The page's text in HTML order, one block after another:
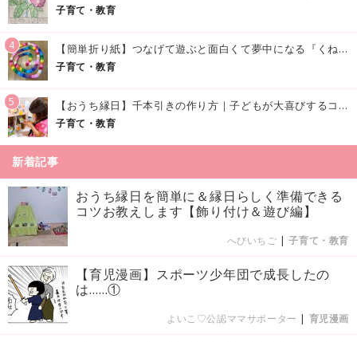
子育て・教育
4 【簡単折り紙】つなげて遊ぶと面白くて夢中になる『くねくねへびさんの作り方』
子育て・教育
5 【おうち縁日】千本引きの作り方｜子どもが大喜びするコツやアイデア♪
子育て・教育
新着記事
おうち縁日を簡単に＆縁日らしく準備できる
コツお教えします【飾り付け＆遊び編】
へびいちご |子育て・教育
【育児漫画】スポーツ少年団で成長したの
は……①
よいこ♡公認ママサポーター | 育児漫画